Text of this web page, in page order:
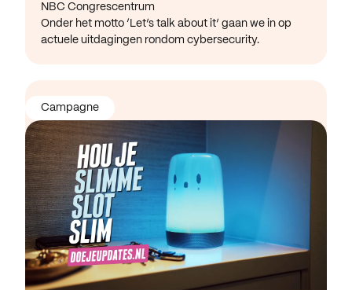
NBC Congrescentrum
Onder het motto ‘Let’s talk about it’ gaan we in op
actuele uitdagingen rondom cybersecurity.
Campagne